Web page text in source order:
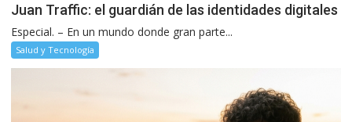
Juan Traffic: el guardián de las identidades digitales
Especial. – En un mundo donde gran parte...
Salud y Tecnología